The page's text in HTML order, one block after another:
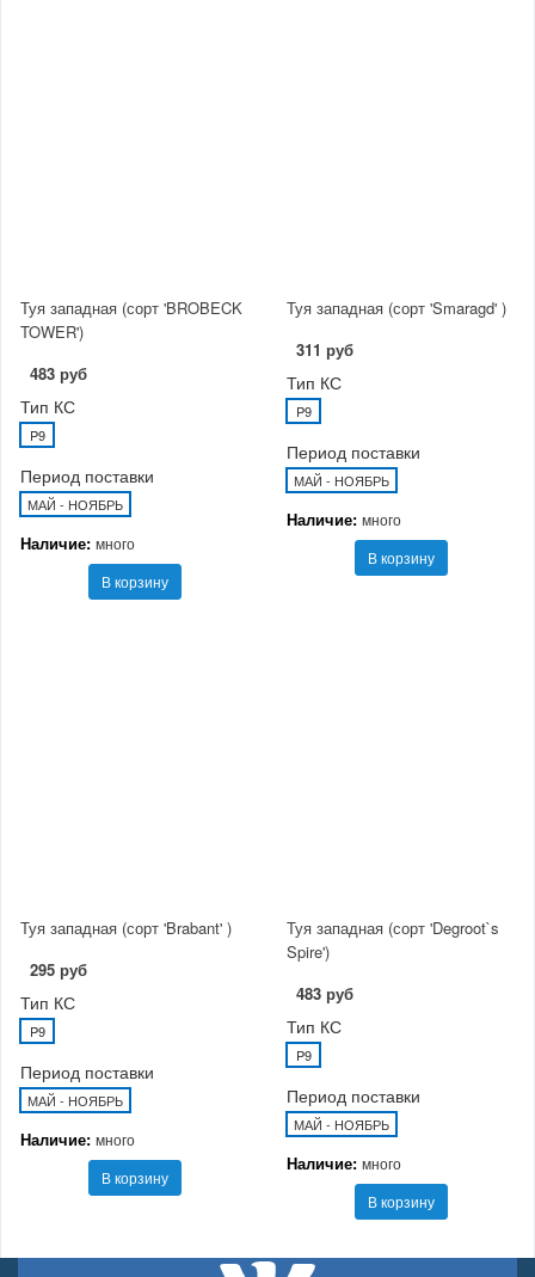
Туя западная (сорт 'BROBECK
TOWER')
483 руб
Тип КС
P9
Период поставки
МАЙ - НОЯБРЬ
Наличие: много
В корзину
Туя западная (сорт 'Smaragd' )
311 руб
Тип КС
P9
Период поставки
МАЙ - НОЯБРЬ
Наличие: много
В корзину
Туя западная (сорт 'Brabant' )
295 руб
Тип КС
P9
Период поставки
МАЙ - НОЯБРЬ
Наличие: много
В корзину
Туя западная (сорт 'Degroot`s
Spire')
483 руб
Тип КС
P9
Период поставки
МАЙ - НОЯБРЬ
Наличие: много
В корзину